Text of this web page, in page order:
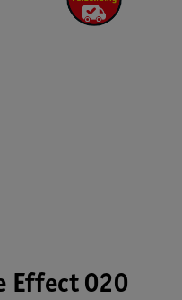
Effect 020